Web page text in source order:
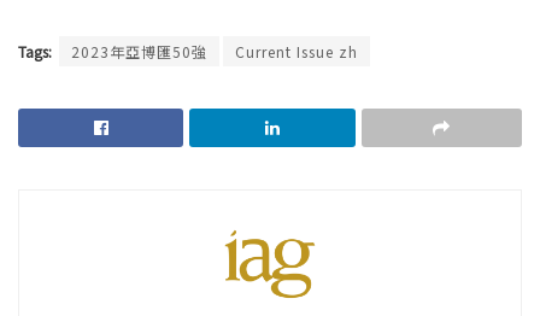
Tags: 2023年亞博匯50強 Current Issue zh